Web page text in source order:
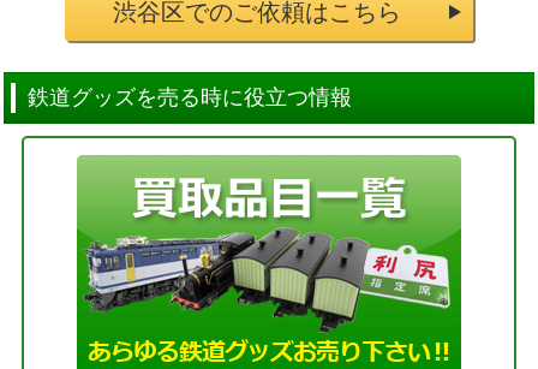
渋谷区でのご依頼はこちら
鉄道グッズを売る時に役立つ情報